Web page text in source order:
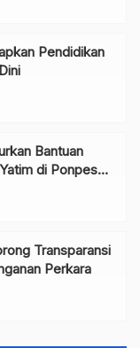
Pendidikan
Bantuan
di Ponpes
Transparansi
Perkara